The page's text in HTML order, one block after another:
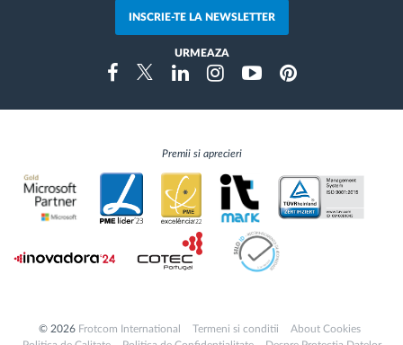
INSCRIE-TE LA NEWSLETTER
URMEAZA
FacebookTwitterLinkedinInstragramYoutubePinterest
Premii si aprecieri
© 2026 Frotcom International Termeni si conditii
About Cookies